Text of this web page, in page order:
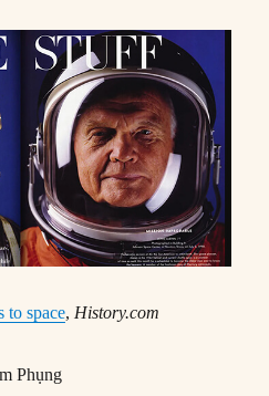
to space,History.com
Phụng